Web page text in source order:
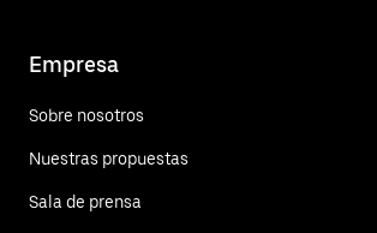
Empresa
Sobre nosotros
Nuestras propuestas
Sala de prensa